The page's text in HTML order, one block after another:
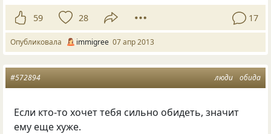
59 28 17
Опубликовала immigree 07 апр 2013
люди обида
#572894
Если кто-то хочет тебя сильно обидеть, значит
ему еще хуже.